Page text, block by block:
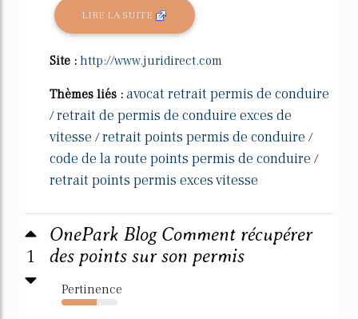
LIRE LA SUITE
Site : http://www.juridirect.com
Thèmes liés : avocat retrait permis de conduire
/retrait de permis de conduire exces de
vitesse /retrait points permis de conduire /
code de la route points permis de conduire /
retrait points permis exces vitesse
1
OnePark Blog Comment récupérer
des points sur son permis
Pertinence
63%